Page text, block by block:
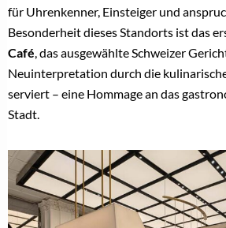
für Uhrenkenner, Einsteiger und
Besonderheit dieses Standorts ist das
Café, das ausgewählte Schweizer
Neuinterpretation durch die
serviert – eine Hommage an das
Stadt.